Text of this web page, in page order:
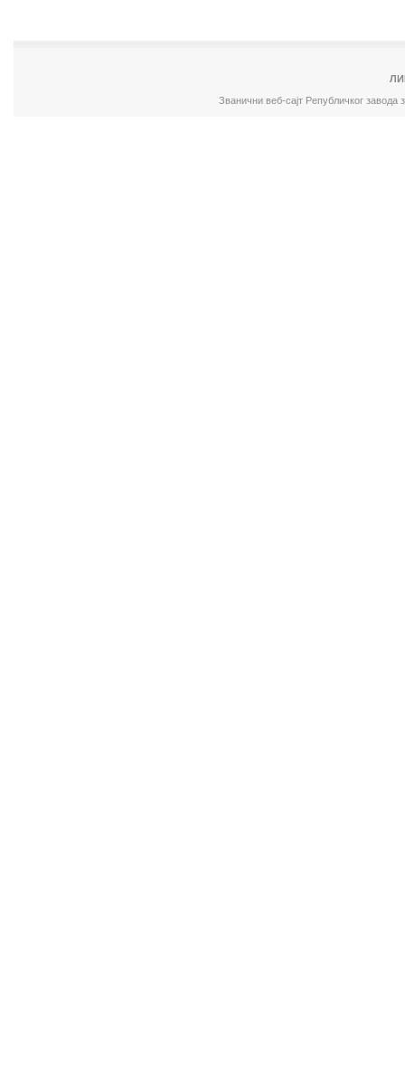
Званични веб-сајт Републичког